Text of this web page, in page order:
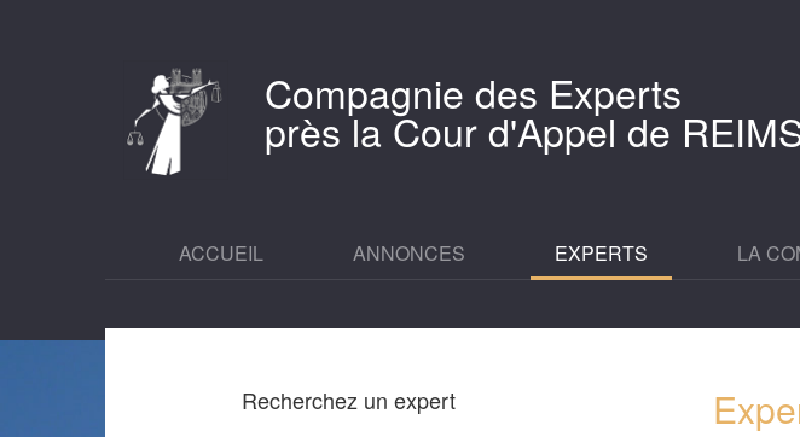
Compagnie des Experts
près la Cour d'Appel de
ACCUEIL ANNONCES EXPERTS LA
Recherchez un expert